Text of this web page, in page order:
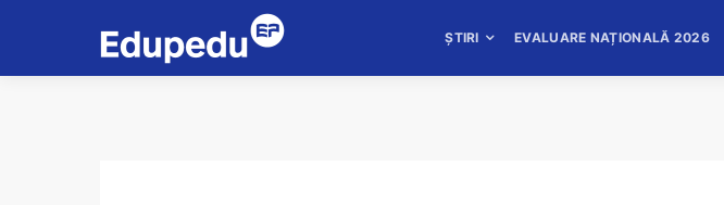
ȘTIRI EVALUARE NAȚIONALĂ 2026